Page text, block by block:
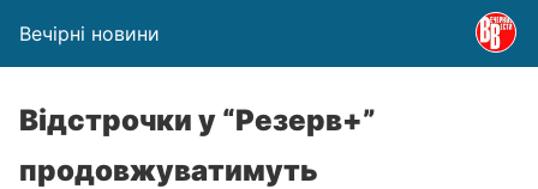
Вечірні новини
Відстрочки у “Резерв+”
продовжуватимуть